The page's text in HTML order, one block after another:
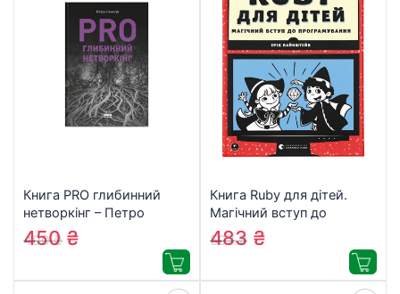
Книга PRO глибинний
нетворкінг – Петро
Синєгуб Наш Формат
(9786178441050)
490₴
450₴
Книга Ruby для дітей.
Магічний вступ до
програмування – Ерік
Вайнштейн Видавництво
(9786176798392)
597₴
483 ₴